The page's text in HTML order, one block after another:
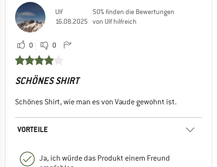
Ulf
16.08.2025
50% finden die Bewertungen
von Ulf hilfreich
0 0
SCHÖNES SHIRT
Schönes Shirt, wie man es von Vaude gewohnt ist.
VORTEILE
Ja, ich würde das Produkt einem Freund